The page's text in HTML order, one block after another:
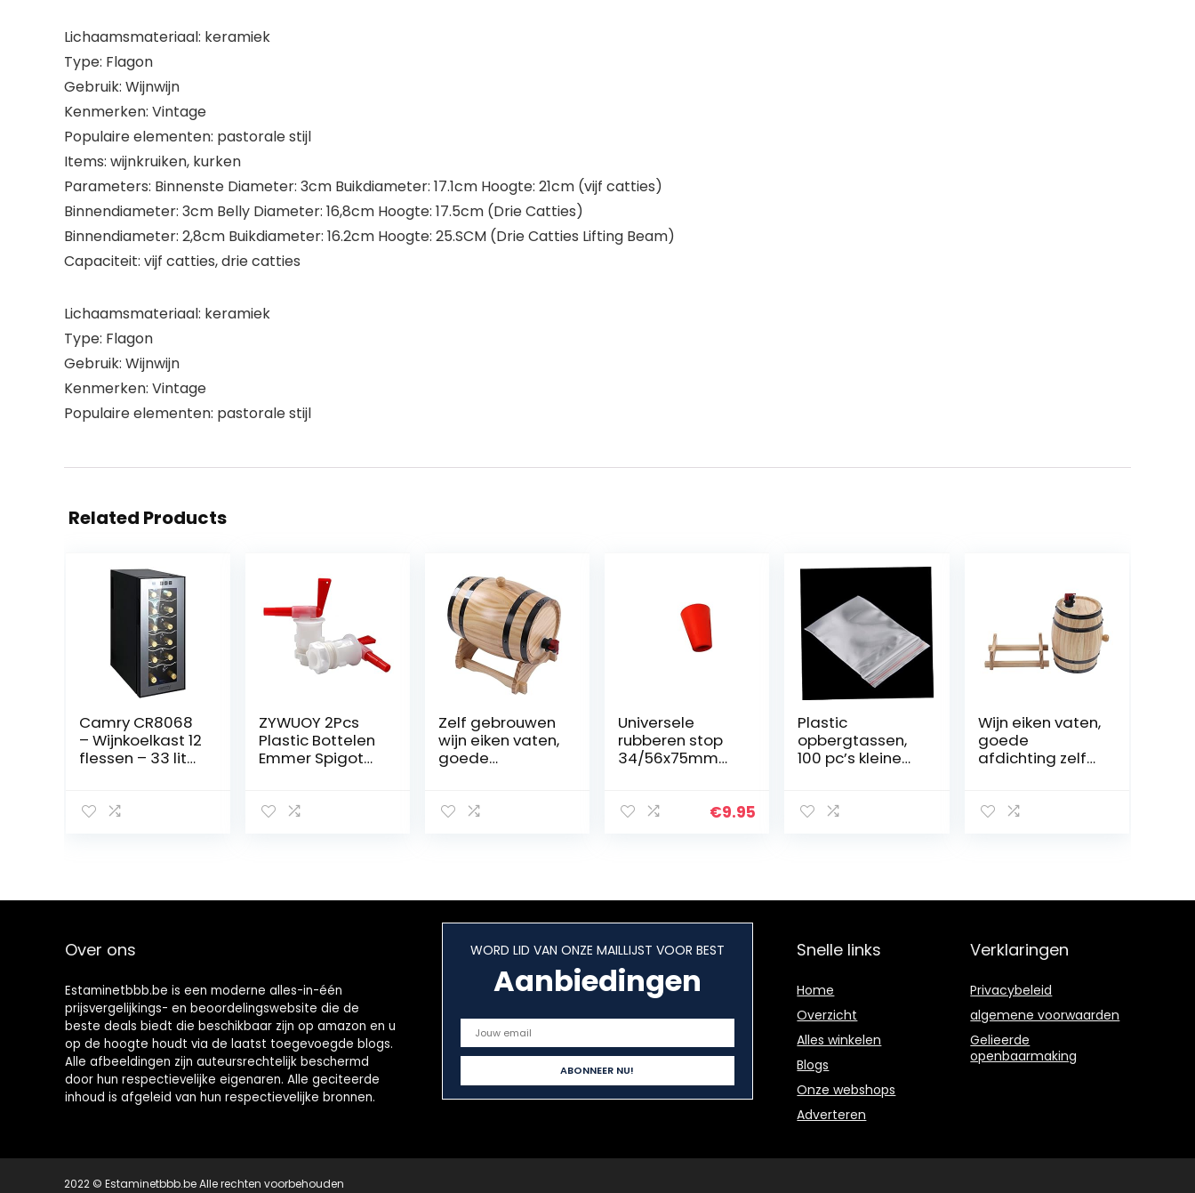
Lichaamsmateriaal: keramiek
Type: Flagon
Gebruik: Wijnwijn
Kenmerken: Vintage
Populaire elementen: pastorale stijl
Items: wijnkruiken, kurken
Parameters: Binnenste Diameter: 3cm Buikdiameter: 17.1cm Hoogte: 21cm (vijf catties)
Binnendiameter: 3cm Belly Diameter: 16,8cm Hoogte: 17.5cm (Drie Catties)
Binnendiameter: 2,8cm Buikdiameter: 16.2cm Hoogte: 25.SCM (Drie Catties Lifting Beam)
Capaciteit: vijf catties, drie catties
Lichaamsmateriaal: keramiek
Type: Flagon
Gebruik: Wijnwijn
Kenmerken: Vintage
Populaire elementen: pastorale stijl
Related Products
Camry CR8068
– Wijnkoelkast 12
flessen – 33 liter
ZYWUOY 2Pcs
Plastic Bottelen
Emmer Spigot
Hendel
Maken Bier
Zelf gebrouwen
wijn eiken vaten,
goede
restaurant(#3)
Universele
rubberen stop
34/56x75mm
€9.95
Plastic
opbergtassen,
100 pc’s kleine
reclosable
cadeaubon
tassen
Wijn eiken vaten,
goede
afdichting zelf
bar(#2)
Over ons
Estaminetbbb.be is een moderne alles-in-één
prijsvergelijkings- en beoordelingswebsite die de
beste deals biedt die beschikbaar zijn op amazon en u
op de hoogte houdt via de laatst toegevoegde blogs.
Alle afbeeldingen zijn auteursrechtelijk beschermd
door hun respectievelijke eigenaren. Alle geciteerde
inhoud is afgeleid van hun respectievelijke bronnen.
WORD LID VAN ONZE MAILLIJST VOOR BEST
Aanbiedingen
Snelle links
Home
Overzicht
Alles winkelen
Blogs
Onze webshops
Adverteren
Verklaringen
Privacybeleid
algemene voorwaarden
Gelieerde
openbaarmaking
2022 © Estaminetbbb.be Alle rechten voorbehouden